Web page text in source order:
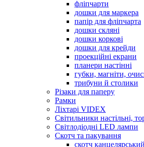
фліпчарти
дошки для маркера
папір для фліпчарта
дошки скляні
дошки коркові
дошки для крейди
проекційні екрани
планери настінні
губки, магніти,
трибуни й столики
Різаки для паперу
Рамки
Ліхтарі VIDEX
Світильники настільні,
Світлодіодні LED лампи
Скотч та пакування
скотч канцелярський